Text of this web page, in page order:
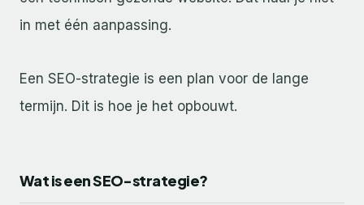
in met één aanpassing.
Een SEO-strategie is een plan voor de lange
termijn. Dit is hoe je het opbouwt.
Wat is een SEO-strategie?